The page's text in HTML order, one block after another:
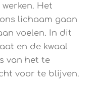
Het
lichaam gaan
voelen. In dit
en de kwaal
van het te
voor te blijven.